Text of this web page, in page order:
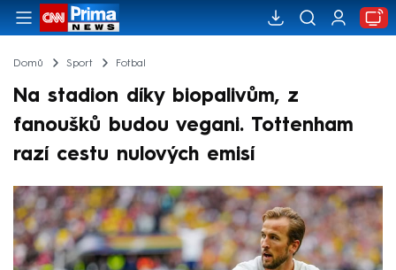
Domů Sport Fotbal
Na stadion díky biopalivům, z
fanoušků budou vegani. Tottenham
razí cestu nulových emisí